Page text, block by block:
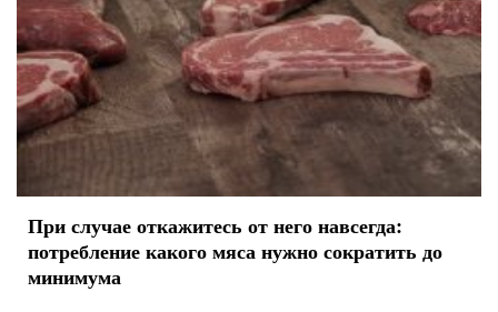
При случае откажитесь от него навсегда:
потребление какого мяса нужно сократить до
минимума